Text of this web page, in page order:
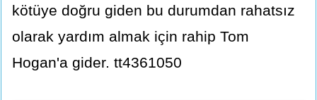
kötüye doğru giden bu durumdan rahatsız
olarak yardım almak için rahip Tom
Hogan'a gider. tt4361050